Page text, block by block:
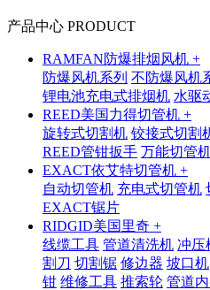
产品中心 PRODUCT
RAMFAN防爆排烟风机 +
防爆风机系列 不防爆风机
锂电池充电式排烟机 水驱
REED美国力得切管机 +
旋转式切割机 铰接式切割
REED管钳扳手 万能切管
EXACT依艾特切管机 +
自动切管机 充电式切管机
EXACT锯片
RIDGID美国里奇 +
线缆工具 管道清洗机 冲压
割刀 切割锯 修边器 坡口机
钳 维修工具 推索轮 管道